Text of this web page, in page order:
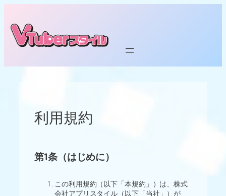
容
を
利用規約
第1条（はじめに）
この利用規約（以下「本規約」）は、株式
会社アプリスタイル（以下「当社」）が